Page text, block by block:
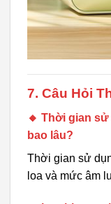
7. Câu Hỏi
🔸 Thời gian
bao lâu?
Thời gian sử
loa và mức âm